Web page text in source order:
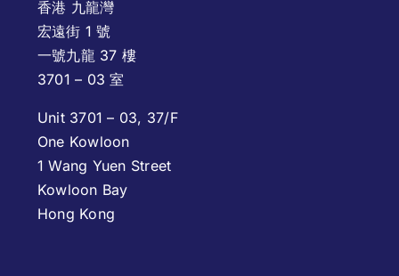
香港 九龍灣
宏遠街 1 號
一號九龍 37 樓
3701 – 03 室
Unit 3701 – 03, 37/F
One Kowloon
1 Wang Yuen Street
Kowloon Bay
Hong Kong